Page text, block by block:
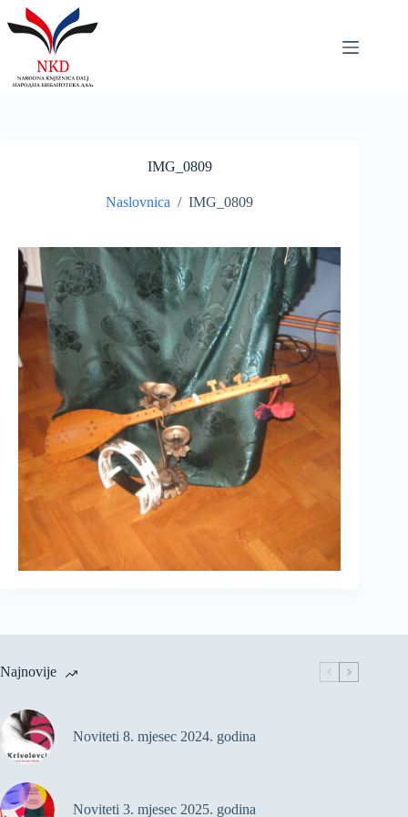
to
content
IMG_0809
Naslovnica / IMG_0809
Najnovije
Noviteti 8. mjesec 2024. godina
Noviteti 3. mjesec 2025. godina